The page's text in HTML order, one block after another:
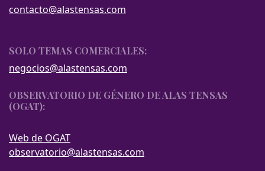
contacto@alastensas.com
SOLO TEMAS COMERCIALES:
negocios@alastensas.com
OBSERVATORIO DE GÉNERO DE ALAS TENSAS
(OGAT):
Web de OGAT
observatorio@alastensas.com